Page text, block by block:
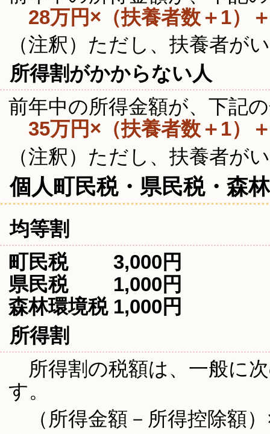
28万円×（扶養者数＋1）
（注釈）ただし、扶養者が
所得割がかからない人
前年中の所得金額が、下記
35万円×（扶養者数＋1）
（注釈）ただし、扶養者が
個人町民税・県民税・森
均等割
町民税 3,000円
県民税 1,000円
森林環境税 1,000円
所得割
所得割の税額は、一般に
す。
（所得金額－所得控除額